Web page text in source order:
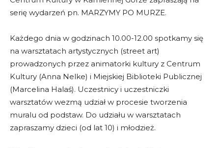
serię wydarzeń pn. MARZYMY PO MURZE.
Każdego dnia w godzinach 10.00-12.00 spotkamy się
na warsztatach artystycznych (street art)
prowadzonych przez animatorki kultury z Centrum
Kultury (Anna Nelke) i Miejskiej Biblioteki Publicznej
(Marcelina Halaś). Uczestnicy i uczestniczki
warsztatów wezmą udział w procesie tworzenia
muralu od podstaw. Do udziału w warsztatach
zapraszamy dzieci (od lat 10) i młodzież.